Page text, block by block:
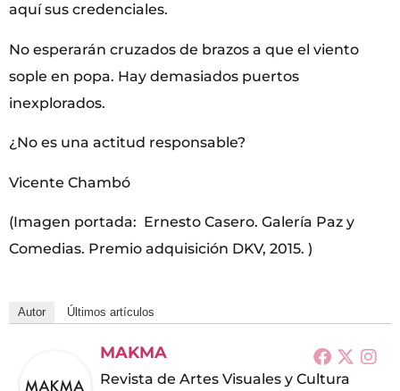
aquí sus credenciales.
No esperarán cruzados de brazos a que el viento
sople en popa. Hay demasiados puertos
inexplorados.
¿No es una actitud responsable?
Vicente Chambó
(Imagen portada: Ernesto Casero. Galería Paz y
Comedias. Premio adquisición DKV, 2015. )
Autor Últimos artículos
MAKMA
Revista de Artes Visuales y Cultura